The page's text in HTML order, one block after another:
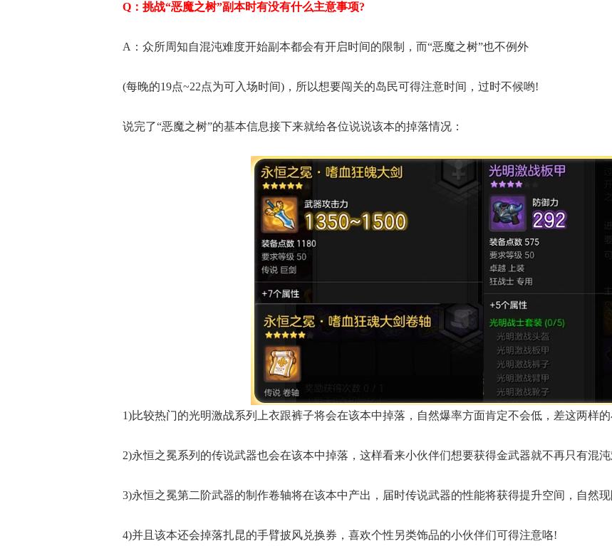
Q：挑战“恶魔之树”副本时有没有什么主意事项?
A：众所周知自混沌难度开始副本都会有开启时间的限制，而“恶魔之树”也不例外
(每晚的19点~22点为可入场时间)，所以想要闯关的岛民可得注意时间，过时不候哟!
说完了“恶魔之树”的基本信息接下来就给各位说说该本的掉落情况：
1)比较热门的光明激战系列上衣跟裤子将会在该本中掉落，自然爆率方面肯定不会低，差这两样
2)永恒之冕系列的传说武器也会在该本中掉落，这样看来小伙伴们想要获得金武器就不再只有混
3)永恒之冕第二阶武器的制作卷轴将在该本中产出，届时传说武器的性能将获得提升空间，自然
4)并且该本还会掉落扎昆的手臂披风兑换券，喜欢个性另类饰品的小伙伴们可得注意咯!